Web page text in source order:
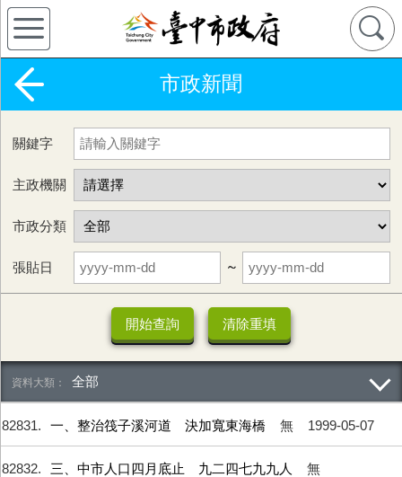
市政新聞
關鍵字
主政機關
市政分類
張貼日 ~
全部
82831 一、整治筏子溪河道 決加寬東海橋 無 1999-05-07
82832 三、中市人口四月底止 九二四七九九人
無